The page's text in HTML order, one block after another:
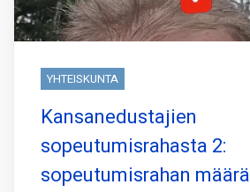
YHTEISKUNTA
Kansanedustajien
sopeutumisrahasta 2:
sopeutumisrahan määrä